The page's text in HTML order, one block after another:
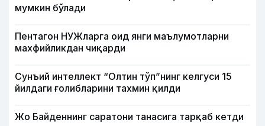
мумкин бўлади
Пентагон НУЖларга оид янги маълумотларни
махфийликдан чиқарди
Сунъий интеллект “Олтин тўп”нинг келгуси 15
йилдаги ғолибларини тахмин қилди
Жо Байденнинг саратони танасига тарқаб кетди